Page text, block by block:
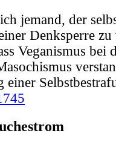
jemand, der
Denksperre
Veganismus bei
einer